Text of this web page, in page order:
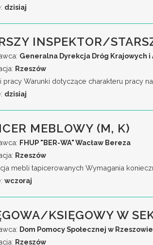
dzisiaj
INSPEKTOR/
Generalna Dyrekcja Dróg Krajowych
Rzeszów
pracy Warunki dotyczące charakteru pracy
dzisiaj
MEBLOWY (M, K)
FHUP "BER-WA" Wacław Bereza
Rzeszów
mebli tapicerowanych Wymagania
wczoraj
KSIĘGOWY W
Dom Pomocy Społecznej w
Rzeszów